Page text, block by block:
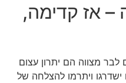
– אז קדימה,
מצווה הם יתרון עצום
ויתרמו להצלחה של